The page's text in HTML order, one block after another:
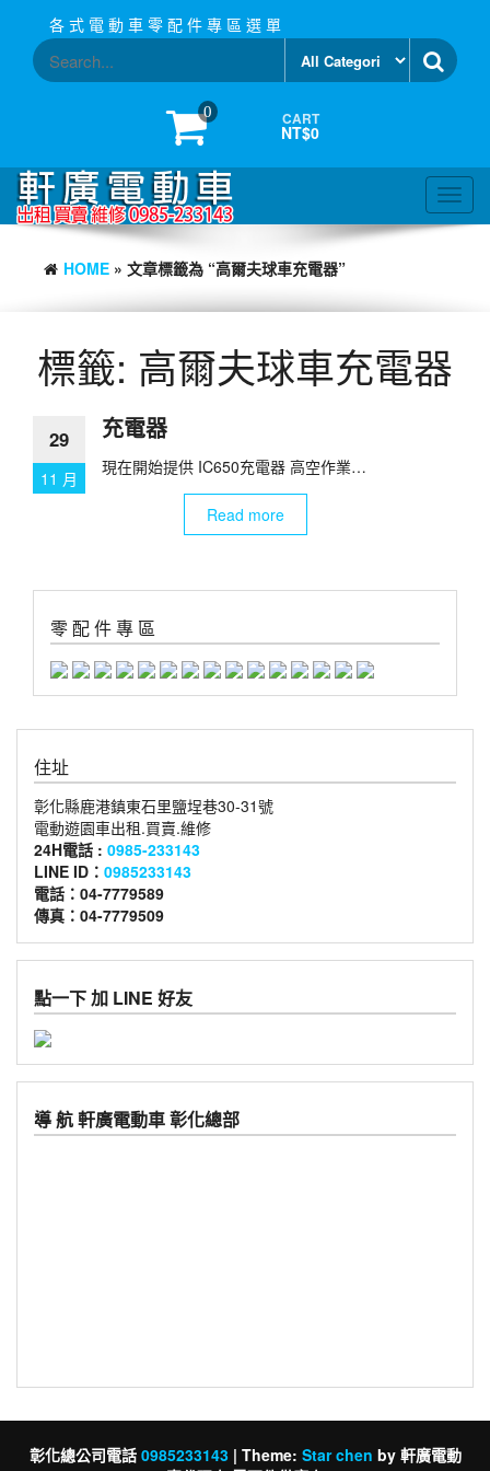
content
各 式 電 動 車 零 配 件 專 區 選 單
0 CART
NT$0
HOME » 文章標籤為 “高爾夫球車充電器”
標籤: 高爾夫球車充電器
29
11 月
充電器
現在開始提供 IC650充電器 高空作業…
Read more
零 配 件 專 區
住址
彰化縣鹿港鎮東石里鹽埕巷30-31號
電動遊園車出租.買賣.維修
24H電話 : 0985-233143
LINE ID： 0985233143
電話：04-7779589
傳真：04-7779509
點一下 加 LINE 好友
導 航 軒廣電動車 彰化總部
彰化總公司電話 0985233143 | Theme: Star chen by 軒廣電動